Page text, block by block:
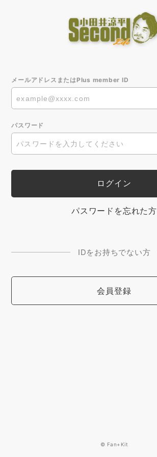
メールアドレスまたはPlus member ID
パスワード
パスワードを忘れた方
IDをお持ちでない方
会員登録
© Fan+Kit